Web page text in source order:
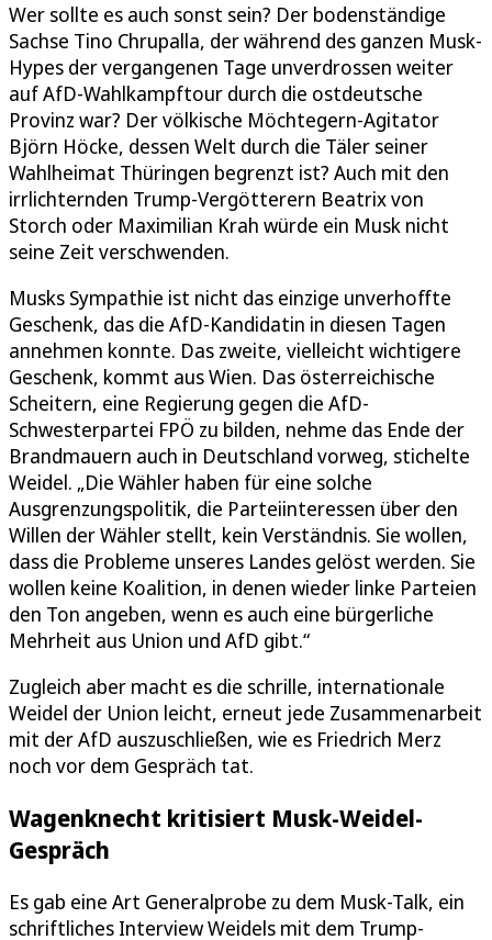
Wer sollte es auch sonst sein? Der bodenständige
Sachse Tino Chrupalla, der während des ganzen Musk-
Hypes der vergangenen Tage unverdrossen weiter
auf AfD-Wahlkampftour durch die ostdeutsche
Provinz war? Der völkische Möchtegern-Agitator
Björn Höcke, dessen Welt durch die Täler seiner
Wahlheimat Thüringen begrenzt ist? Auch mit den
irrlichternden Trump-Vergötterern Beatrix von
Storch oder Maximilian Krah würde ein Musk nicht
seine Zeit verschwenden.
Musks Sympathie ist nicht das einzige unverhoffte
Geschenk, das die AfD-Kandidatin in diesen Tagen
annehmen konnte. Das zweite, vielleicht wichtigere
Geschenk, kommt aus Wien. Das österreichische
Scheitern, eine Regierung gegen die AfD-
Schwesterpartei FPÖ zu bilden, nehme das Ende der
Brandmauern auch in Deutschland vorweg, stichelte
Weidel. „Die Wähler haben für eine solche
Ausgrenzungspolitik, die Parteiinteressen über den
Willen der Wähler stellt, kein Verständnis. Sie wollen,
dass die Probleme unseres Landes gelöst werden. Sie
wollen keine Koalition, in denen wieder linke Parteien
den Ton angeben, wenn es auch eine bürgerliche
Mehrheit aus Union und AfD gibt.“
Zugleich aber macht es die schrille, internationale
Weidel der Union leicht, erneut jede Zusammenarbeit
mit der AfD auszuschließen, wie es Friedrich Merz
noch vor dem Gespräch tat.
Wagenknecht kritisiert Musk-Weidel-
Gespräch
Es gab eine Art Generalprobe zu dem Musk-Talk, ein
schriftliches Interview Weidels mit dem Trump-